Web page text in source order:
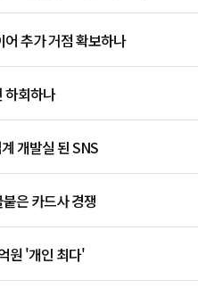
추가 거점 확보하나
하회하나
개발실 된 SNS
은 카드사 경쟁
원 '개인 최다'